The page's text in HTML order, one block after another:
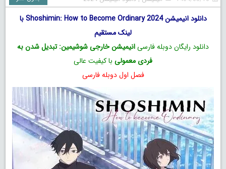
دانلود انیمیشن Shoshimin: How to Become Ordinary 2024 با
لینک مستقیم
دانلود رایگان دوبله فارسیانیمیشن خارجی شوشیمین: تبدیل شدن به
فردی معمولی با کیفیت عالی
فصل اول دوبله فارسی